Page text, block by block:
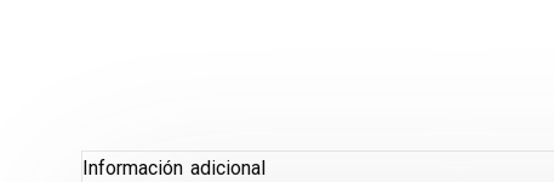
Información adicional